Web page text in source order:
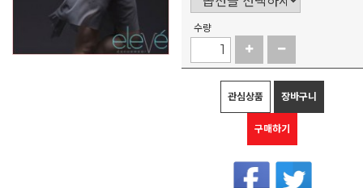
수량
관심상품 장바구니
구매하기